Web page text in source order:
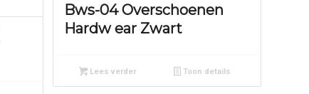
Bws-04 Overschoenen
Hardw ear Zwart
Lees verder Toon details